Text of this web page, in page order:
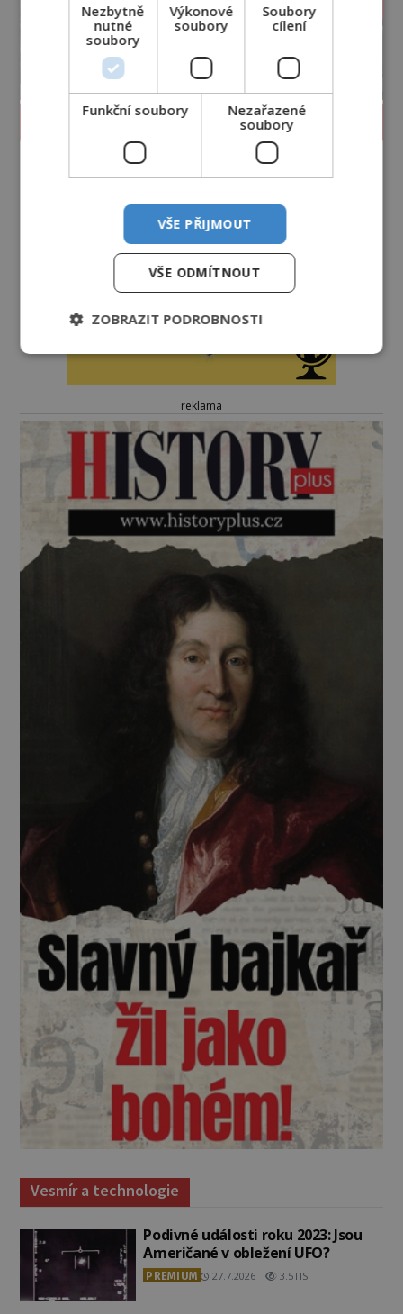
PROLISTOVAT ČASOPIS
reklama
Vesmír a technologie
Podivné události roku 2023: Jsou
Američané v obležení UFO?
PREMIUM 27.7.2026 3.5TIS
Nezbytně
nutné
soubory
Výkonové
soubory
Soubory
cílení
Funkční soubory
Nezařazené
soubory
VŠE PŘIJMOUT
VŠE ODMÍTNOUT
ZOBRAZIT PODROBNOSTI